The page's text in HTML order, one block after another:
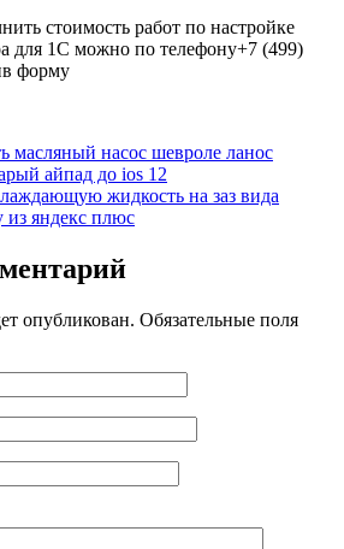
стоимость работ по настройке
для 1С можно по телефону+7 (499)
форму
масляный насос шевроле ланос
айпад до ios 12
жидкость на заз вида
из яндекс плюс
опубликован. Обязательные поля